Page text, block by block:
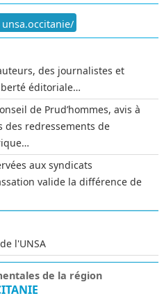
unsa.occitanie/
des journalistes et
éditoriale…
de Prud’hommes, avis à
des redressements de
aux syndicats
valide la différence de
l'UNSA
de la région